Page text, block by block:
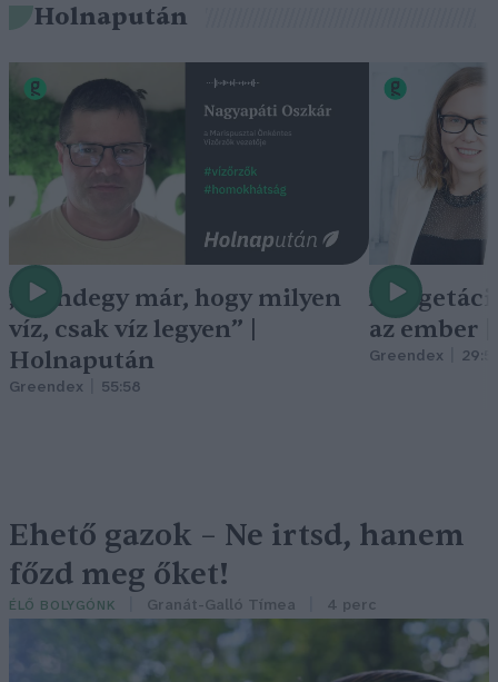
Holnapután
„Mindegy már, hogy milyen
víz, csak víz legyen” |
Holnapután
Greendex 55:58
A
az ember
Greendex
Ehető gazok – Ne irtsd, hanem
főzd meg őket!
ÉLŐ BOLYGÓNK Granát-Galló Tímea 4 perc